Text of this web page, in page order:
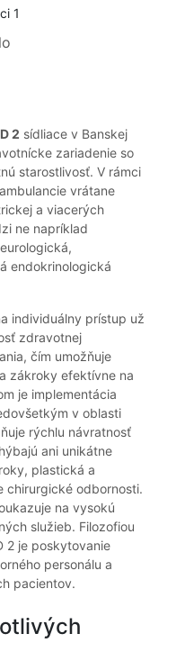
1
2 sídliace v Banskej
zariadenie so
starostlivosť. V rámci
vrátane
a viacerých
ne napríklad
endokrinologická
individuálny prístup už
zdravotnej
čím umožňuje
zákroky efektívne na
je implementácia
v oblasti
rýchlu návratnosť
ani unikátne
plastická a
chirurgické odbornosti.
na vysokú
služieb. Filozofiou
2 je poskytovanie
personálu a
pacientov.